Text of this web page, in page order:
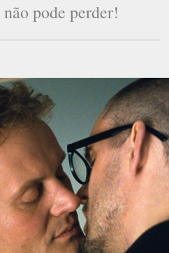
pode perder!